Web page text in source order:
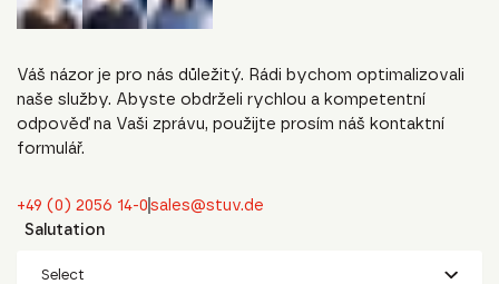
Váš názor je pro nás důležitý. Rádi bychom optimalizovali
naše služby. Abyste obdrželi rychlou a kompetentní
odpověď na Vaši zprávu, použijte prosím náš kontaktní
formulář.
+49 (0) 2056 14-0sales@stuv.de
Salutation
Select